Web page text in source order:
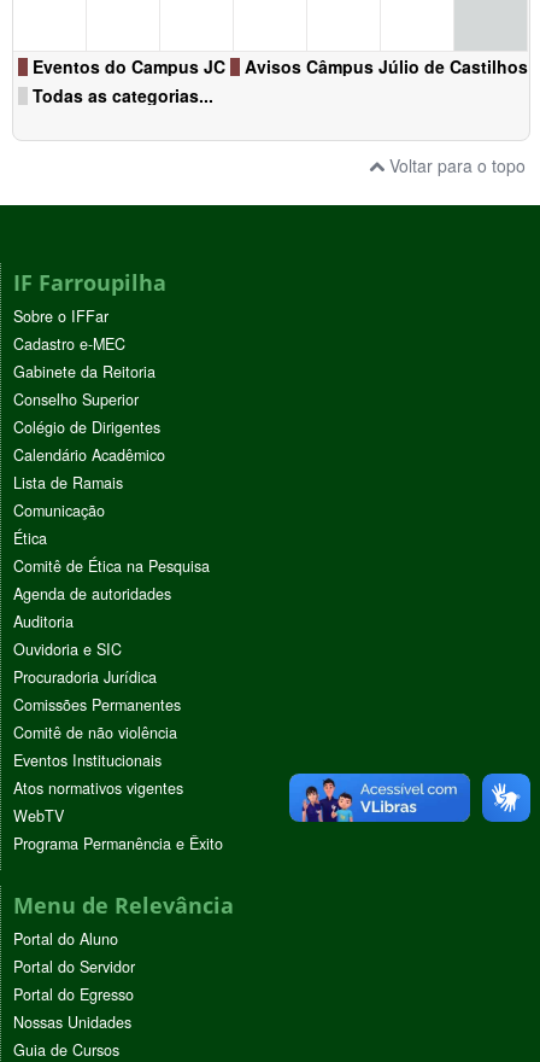
Eventos do Campus JC
Avisos Câmpus Júlio de Castilhos
Todas as categorias...
Voltar para o topo
IF Farroupilha
Sobre o IFFar
Cadastro e-MEC
Gabinete da Reitoria
Conselho Superior
Colégio de Dirigentes
Calendário Acadêmico
Lista de Ramais
Comunicação
Ética
Comitê de Ética na Pesquisa
Agenda de autoridades
Auditoria
Ouvidoria e SIC
Procuradoria Jurídica
Comissões Permanentes
Comitê de não violência
Eventos Institucionais
Atos normativos vigentes
WebTV
Programa Permanência e Êxito
Menu de Relevância
Portal do Aluno
Portal do Servidor
Portal do Egresso
Nossas Unidades
Guia de Cursos